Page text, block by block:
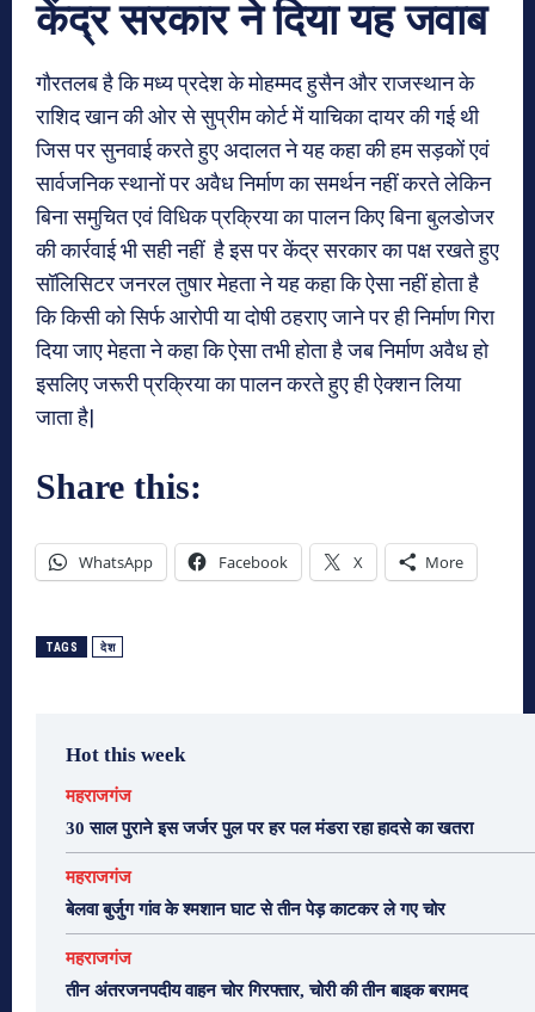
केंद्र सरकार ने दिया यह जवाब
गौरतलब है कि मध्य प्रदेश के मोहम्मद हुसैन और राजस्थान के
राशिद खान की ओर से सुप्रीम कोर्ट में याचिका दायर की गई थी
जिस पर सुनवाई करते हुए अदालत ने यह कहा की हम सड़कों एवं
सार्वजनिक स्थानों पर अवैध निर्माण का समर्थन नहीं करते लेकिन
बिना समुचित एवं विधिक प्रक्रिया का पालन किए बिना बुलडोजर
की कार्रवाई भी सही नहीं है इस पर केंद्र सरकार का पक्ष रखते हुए
सॉलिसिटर जनरल तुषार मेहता ने यह कहा कि ऐसा नहीं होता है
कि किसी को सिर्फ आरोपी या दोषी ठहराए जाने पर ही निर्माण गिरा
दिया जाए मेहता ने कहा कि ऐसा तभी होता है जब निर्माण अवैध हो
इसलिए जरूरी प्रक्रिया का पालन करते हुए ही ऐक्शन लिया
जाता है|
Share this:
WhatsApp Facebook X More
TAGS देश
Hot this week
महराजगंज
30 साल पुराने इस जर्जर पुल पर हर पल मंडरा रहा हादसे का खतरा
महराजगंज
बेलवा बुर्जुग गांव के श्मशान घाट से तीन पेड़ काटकर ले गए चोर
महराजगंज
तीन अंतरजनपदीय वाहन चोर गिरफ्तार, चोरी की तीन बाइक बरामद